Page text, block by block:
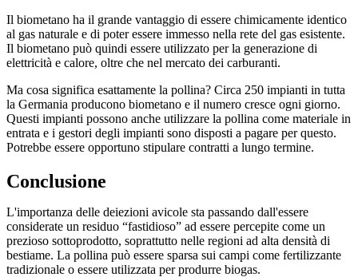
Il biometano ha il grande vantaggio di essere chimicamente identico
al gas naturale e di poter essere immesso nella rete del gas esistente.
Il biometano può quindi essere utilizzato per la generazione di
elettricità e calore, oltre che nel mercato dei carburanti.
Ma cosa significa esattamente la pollina? Circa 250 impianti in tutta
la Germania producono biometano e il numero cresce ogni giorno.
Questi impianti possono anche utilizzare la pollina come materiale in
entrata e i gestori degli impianti sono disposti a pagare per questo.
Potrebbe essere opportuno stipulare contratti a lungo termine.
Conclusione
L'importanza delle deiezioni avicole sta passando dall'essere
considerate un residuo “fastidioso” ad essere percepite come un
prezioso sottoprodotto, soprattutto nelle regioni ad alta densità di
bestiame. La pollina può essere sparsa sui campi come fertilizzante
tradizionale o essere utilizzata per produrre biogas.